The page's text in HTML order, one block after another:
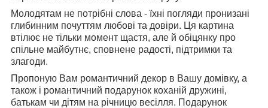
Молодятам не потрібні слова - їхні погляди пронизані
глибинним почуттям любові та довіри. Ця картина
втілює не тільки момент щастя, але й обіцянку про
спільне майбутнє, сповнене радості, підтримки та
злагоди.
Пропоную Вам романтичний декор в Вашу домівку, а
також і романтичний подарунок коханій дружині,
батькам чи дітям на річницю весілля. Подарунок